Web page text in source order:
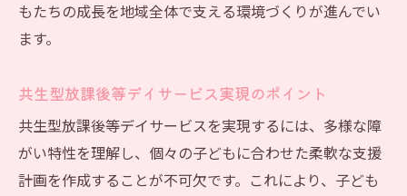
もたちの成長を地域全体で支える環境づくりが進んでい
ます。
共生型放課後等デイサービス実現のポイント
共生型放課後等デイサービスを実現するには、多様な障
がい特性を理解し、個々の子どもに合わせた柔軟な支援
計画を作成することが不可欠です。これにより、子ども